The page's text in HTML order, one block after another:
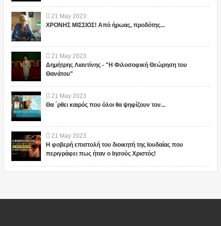
21 May 2023
ΧΡΟΝΗΣ ΜΙΣΣΙΟΣ! Από ήρωας, προδότης...
21 May 2023
Δημήτρης Λιαντίνης - "Η Φιλοσοφική Θεώρηση του
Θανάτου"
21 May 2023
Θα ΄ρθει καιρός που όλοι θα ψηφίζουν τον...
21 May 2023
Η φοβερή επιστολή του διοικητή της Ιουδαίας που
περιγράφει πως ήταν ο Ιησούς Χριστός!